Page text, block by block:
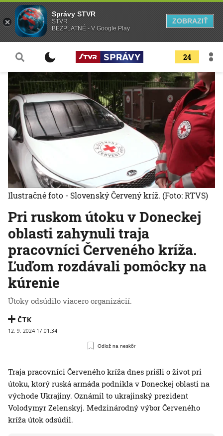
24
Pri ruskom útoku v Doneckej
oblasti zahynuli traja
pracovníci Červeného kríža.
Ľuďom rozdávali pomôcky na
kúrenie
Útoky odsúdilo viacero organizácií.
ČTK
12. 9. 2024 17:01:34
Odlož na neskôr
Ilustračné foto - Slovenský Červený kríž. (Foto: RTVS)
Traja pracovníci Červeného kríža dnes prišli o život pri
útoku, ktorý ruská armáda podnikla v Doneckej oblasti na
východe Ukrajiny. Oznámil to ukrajinský prezident
Volodymyr Zelenskyj. Medzinárodný výbor Červeného
kríža útok odsúdil.
Správy STVR
STVR
BEZPLATNÉ - V Google Play
ZOBRAZIŤ